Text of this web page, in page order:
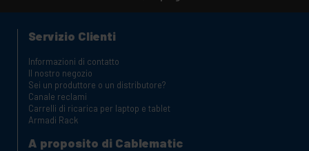
Servizio Clienti
Informazioni di contatto
Il nostro negozio
Sei un produttore o un distributore?
Canale reclami
Carrelli di ricarica per laptop e tablet
Armadi Rack
A proposito di Cablematic